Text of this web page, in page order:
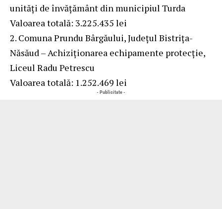
unități de învățământ din municipiul Turda
Valoarea totală: 3.225.435 lei
2. Comuna Prundu Bârgăului, Județul Bistrița-
Năsăud – Achiziționarea echipamente protecție,
Liceul Radu Petrescu
Valoarea totală: 1.252.469 lei
- Publicitate -